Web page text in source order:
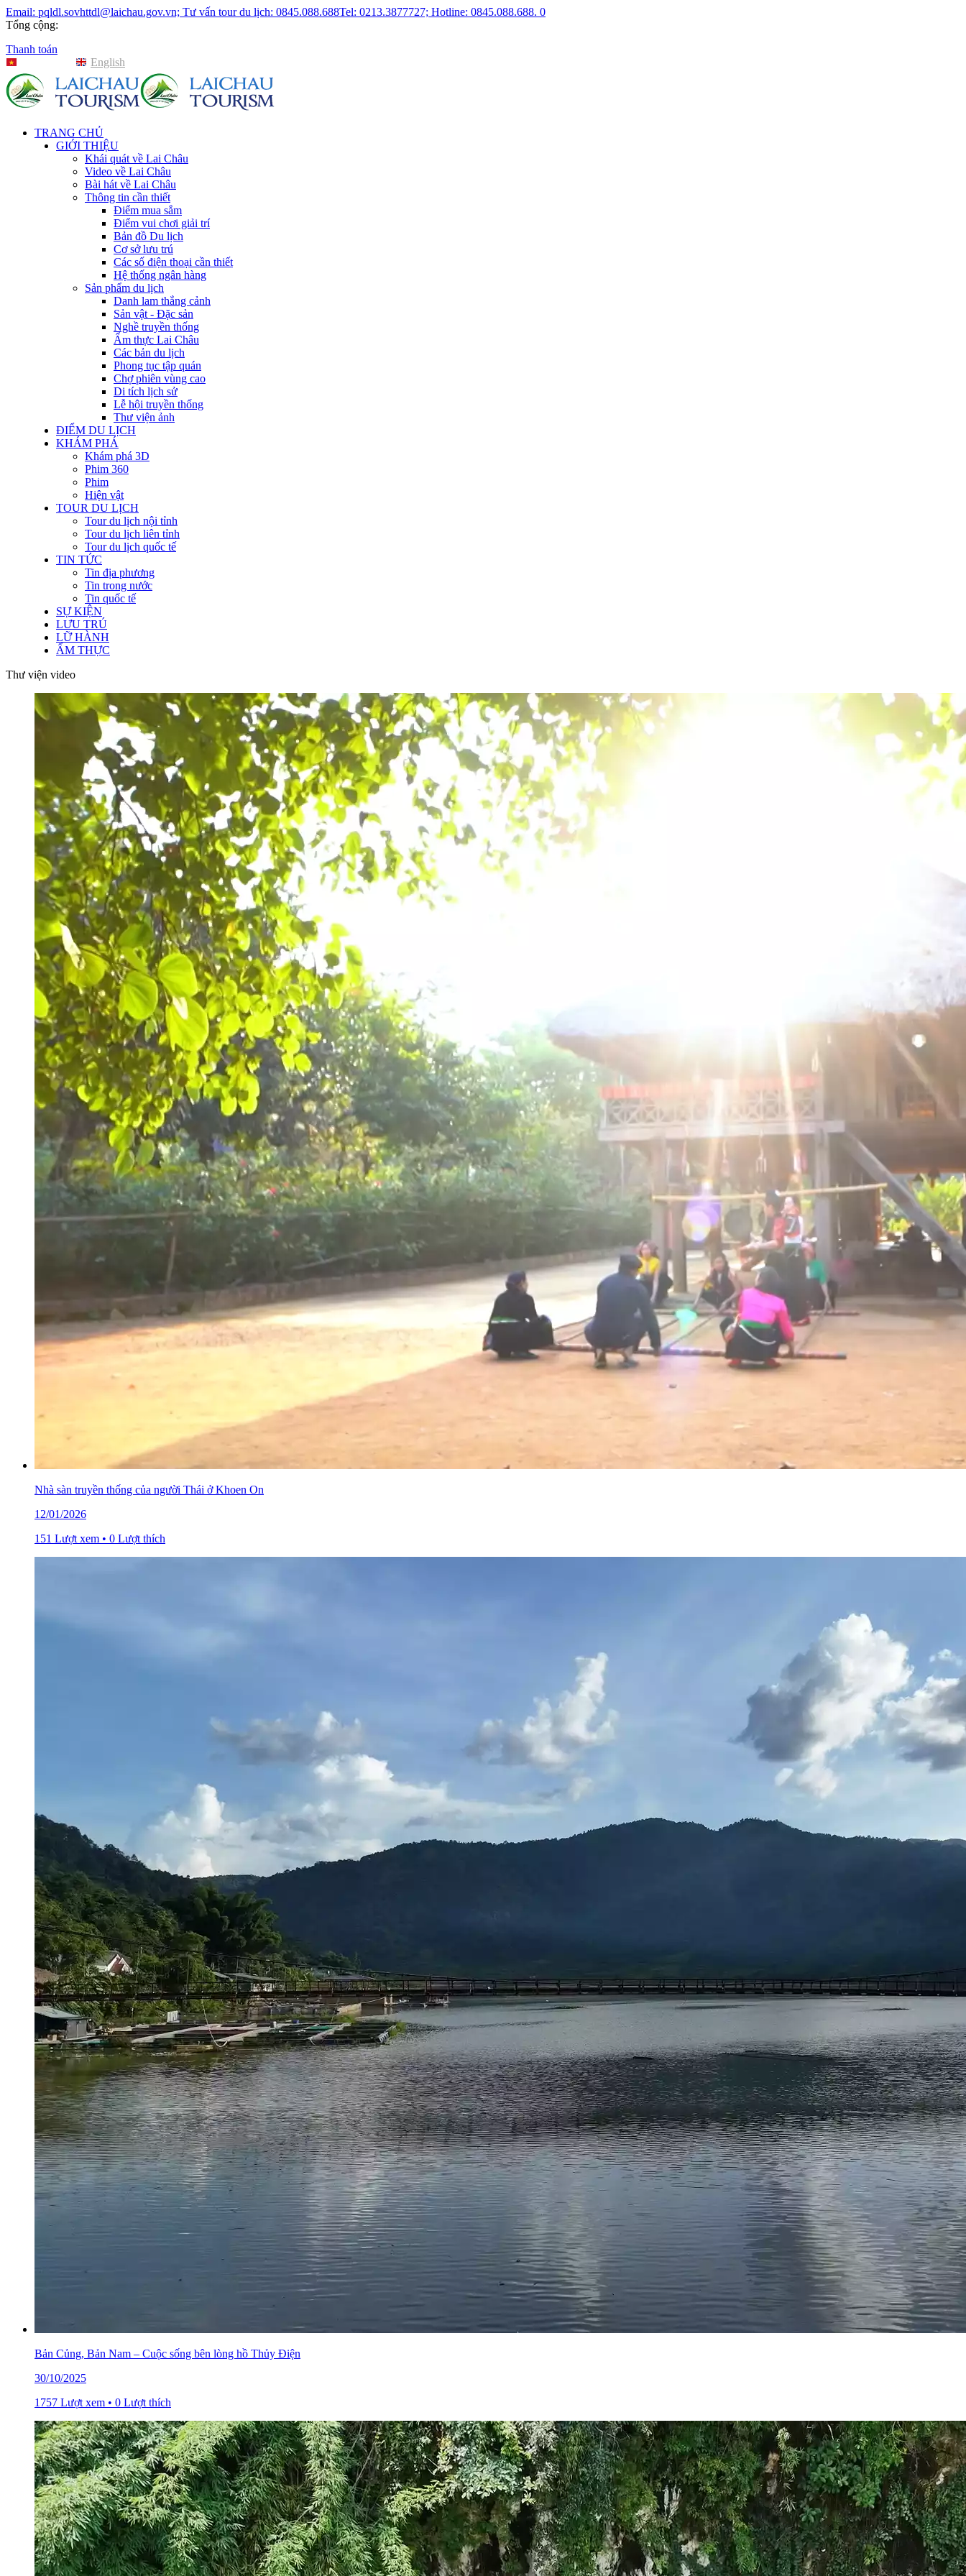
Email: pqldl.sovhttdl@laichau.gov.vn; Tư vấn tour du lịch: 0845.088.688Tel: 0213.3877727; Hotline: 0845.088.688. 0
Tổng cộng:
Thanh toán
English
TRANG CHỦ
GIỚI THIỆU
Khái quát về Lai Châu
Video về Lai Châu
Bài hát về Lai Châu
Thông tin cần thiết
Điểm mua sắm
Điểm vui chơi giải trí
Bản đồ Du lịch
Cơ sở lưu trú
Các số điện thoại cần thiết
Hệ thống ngân hàng
Sản phẩm du lịch
Danh lam thắng cảnh
Sản vật - Đặc sản
Nghề truyền thống
Ẩm thực Lai Châu
Các bản du lịch
Phong tục tập quán
Chợ phiên vùng cao
Di tích lịch sử
Lễ hội truyền thống
Thư viện ảnh
ĐIỂM DU LỊCH
KHÁM PHÁ
Khám phá 3D
Phim 360
Phim
Hiện vật
TOUR DU LỊCH
Tour du lịch nội tỉnh
Tour du lịch liên tỉnh
Tour du lịch quốc tế
TIN TỨC
Tin địa phương
Tin trong nước
Tin quốc tế
SỰ KIỆN
LƯU TRÚ
LỮ HÀNH
ẨM THỰC
Thư viện video
Nhà sàn truyền thống của người Thái ở Khoen On
12/01/2026
151 Lượt xem • 0 Lượt thích
Bản Củng, Bản Nam – Cuộc sống bên lòng hồ Thủy Điện
30/10/2025
1757 Lượt xem • 0 Lượt thích